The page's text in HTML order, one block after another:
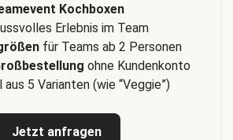
Kochboxen
Erlebnis im Team
für Teams ab 2 Personen
ohne Kundenkonto
5 Varianten (wie “Veggie”)
Jetzt anfragen